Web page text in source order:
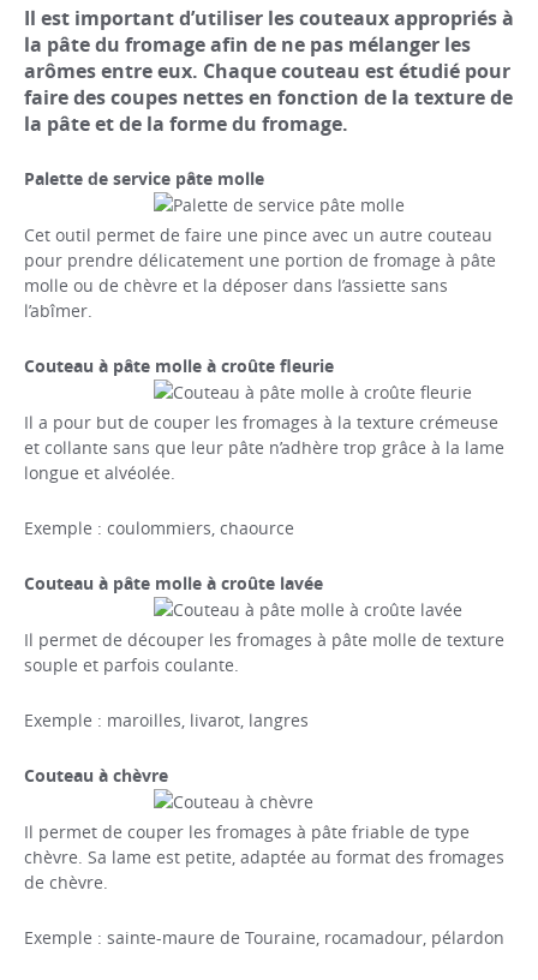
Il est important d’utiliser les couteaux appropriés à
la pâte du fromage afin de ne pas mélanger les
arômes entre eux. Chaque couteau est étudié pour
faire des coupes nettes en fonction de la texture de
la pâte et de la forme du fromage.
Palette de service pâte molle
Cet outil permet de faire une pince avec un autre couteau
pour prendre délicatement une portion de fromage à pâte
molle ou de chèvre et la déposer dans l’assiette sans
l’abîmer.
Couteau à pâte molle à croûte fleurie
Il a pour but de couper les fromages à la texture crémeuse
et collante sans que leur pâte n’adhère trop grâce à la lame
longue et alvéolée.
Exemple : coulommiers, chaource
Couteau à pâte molle à croûte lavée
Il permet de découper les fromages à pâte molle de texture
souple et parfois coulante.
Exemple : maroilles, livarot, langres
Couteau à chèvre
Il permet de couper les fromages à pâte friable de type
chèvre. Sa lame est petite, adaptée au format des fromages
de chèvre.
Exemple : sainte-maure de Touraine, rocamadour, pélardon